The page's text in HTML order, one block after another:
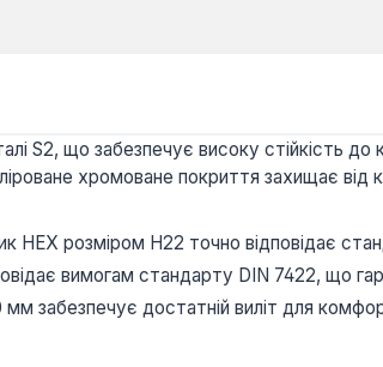
S2, що забезпечує високу стійкість
хромоване покриття захищає
HEX розміром H22 точно відповідає
вимогам стандарту DIN 7422, що
мм забезпечує достатній виліт для